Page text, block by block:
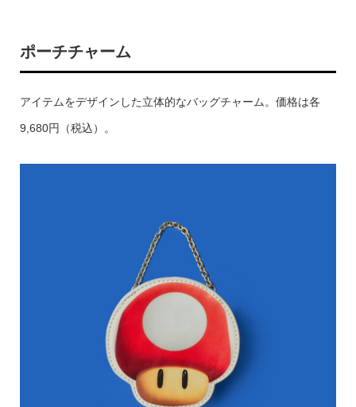
ポーチチャーム
アイテムをデザインした立体的なバッグチャーム。価格は各
9,680円（税込）。